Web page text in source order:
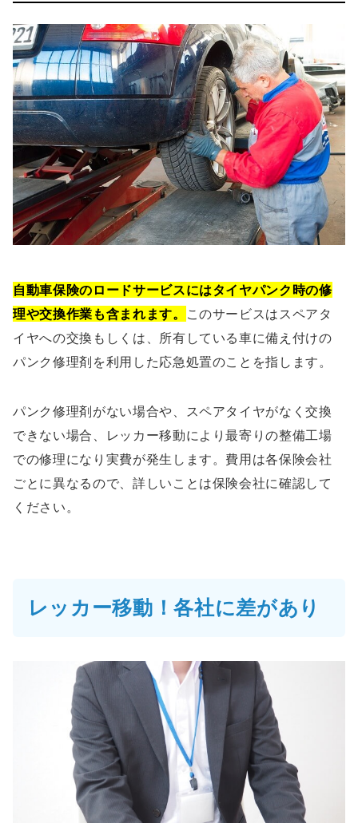
自動車保険のロードサービスにはタイヤパンク時の修
理や交換作業も含まれます。
このサービスはスペアタ
イヤへの交換もしくは、所有している車に備え付けの
パンク修理剤を利用した応急処置のことを指します。
パンク修理剤がない場合や、スペアタイヤがなく交換
できない場合、レッカー移動により最寄りの整備工場
での修理になり実費が発生します。費用は各保険会社
ごとに異なるので、詳しいことは保険会社に確認して
ください。
レッカー移動！各社に差があり